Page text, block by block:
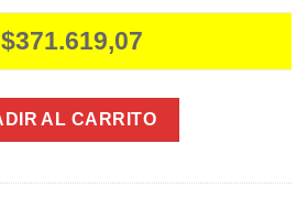
$371.619,07
Gigante 15mil Litros 3,66Mts
AL CARRITO